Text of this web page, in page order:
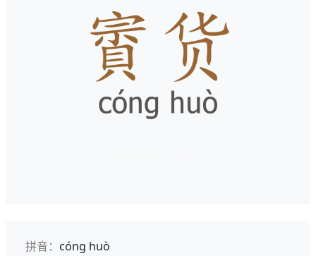
拼音： cóng huò